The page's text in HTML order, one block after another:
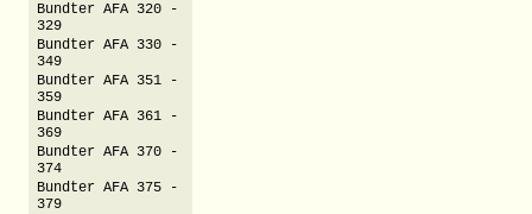
Bundter AFA 320 -
329
Bundter AFA 330 -
349
Bundter AFA 351 -
359
Bundter AFA 361 -
369
Bundter AFA 370 -
374
Bundter AFA 375 -
379